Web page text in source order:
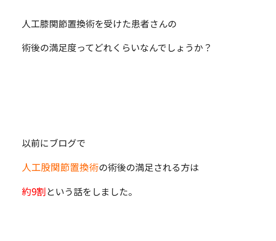
人工膝関節置換術を受けた患者さんの
術後の満足度ってどれくらいなんでしょうか？
以前にブログで
人工股関節置換術の術後の満足される方は
約9割という話をしました。